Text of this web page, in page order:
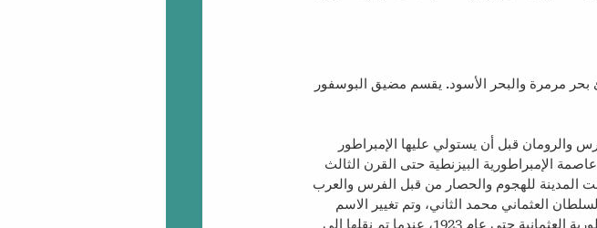
مرمرة والبحر الأسود. يقسم مضيق البوسفور
والرومان قبل أن يستولي عليها الإمبراطور
الإمبراطورية البيزنطية حتى القرن الثالث
المدينة للهجوم والحصار من قبل الفرس والعرب
وفي عام 1453، استولى عليها السلطان العثماني محمد الثاني، وتم تغيير الاسم
رسميًا إلى إسطنبول في عام 1930. وظلت المدينة عاصمة الإمبراطورية العثمانية حتى عام 1923، عندما تم نقلها إلى